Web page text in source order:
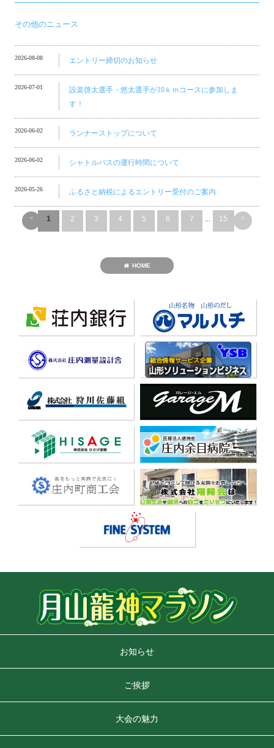
その他のニュース
2026-08-08 エントリー締切のお知らせ
2026-07-01
設楽啓太選手・悠太選手が10ｋｍコースに参加しま
す！
2026-06-02 ランナーストップについて
2026-06-02 シャトルバスの運行時間について
2026-05-26 ふるさと納税によるエントリー受付のご案内
< 1 2 3 4 5 6 7 ... 15 >
HOME
お知らせ
ご挨拶
大会の魅力